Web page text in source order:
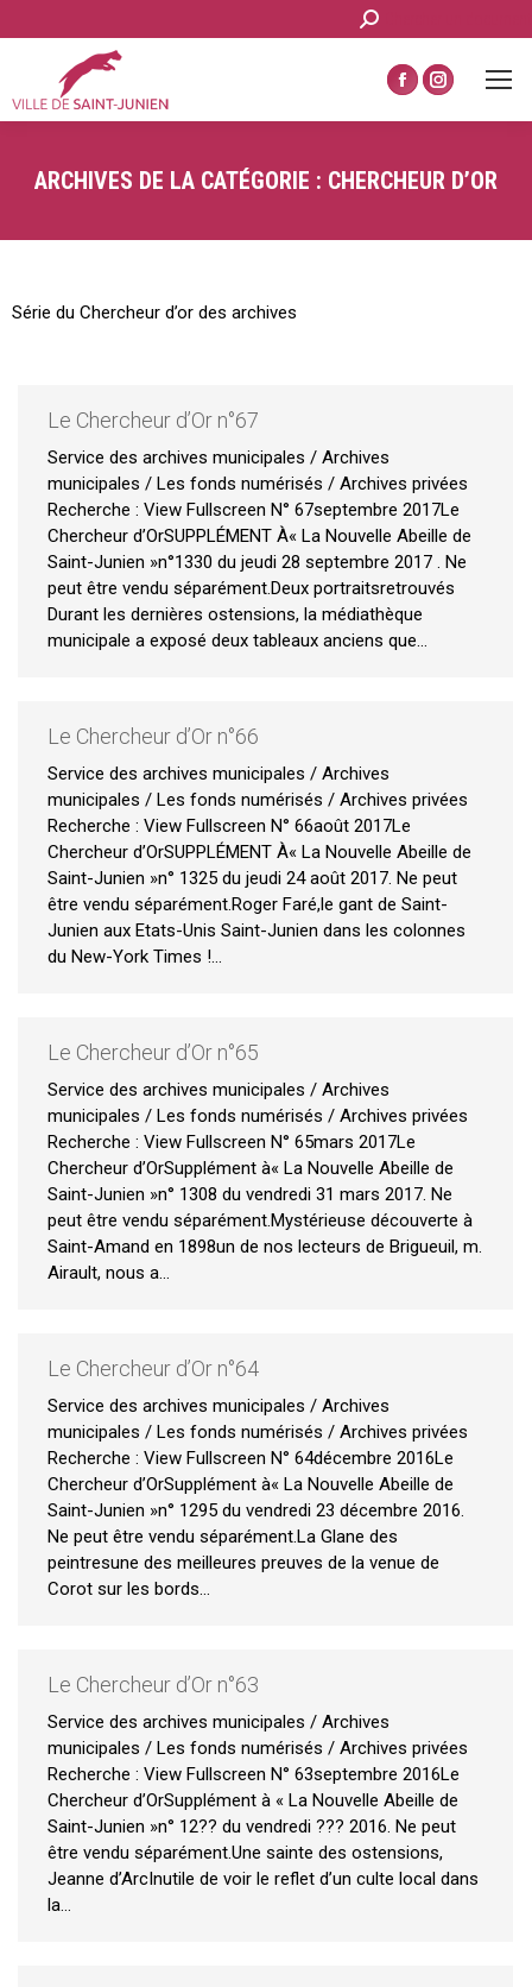
Recherche
:
La
page
s'ouvre
La
page
s'ouvre
ARCHIVES DE LA CATÉGORIE : CHERCHEUR D’OR
Série du Chercheur d’or des archives
Le Chercheur d’Or n°67
Service des archives municipales / Archives
municipales / Les fonds numérisés / Archives privées
Recherche : View Fullscreen N° 67septembre 2017Le
Chercheur d’OrSUPPLÉMENT À« La Nouvelle Abeille de
Saint-Junien »n°1330 du jeudi 28 septembre 2017 . Ne
peut être vendu séparément.Deux portraitsretrouvés
Durant les dernières ostensions, la médiathèque
municipale a exposé deux tableaux anciens que…
Le Chercheur d’Or n°66
Service des archives municipales / Archives
municipales / Les fonds numérisés / Archives privées
Recherche : View Fullscreen N° 66août 2017Le
Chercheur d’OrSUPPLÉMENT À« La Nouvelle Abeille de
Saint-Junien »n° 1325 du jeudi 24 août 2017. Ne peut
être vendu séparément.Roger Faré,le gant de Saint-
Junien aux Etats-Unis Saint-Junien dans les colonnes
du New-York Times !…
Le Chercheur d’Or n°65
Service des archives municipales / Archives
municipales / Les fonds numérisés / Archives privées
Recherche : View Fullscreen N° 65mars 2017Le
Chercheur d’OrSupplément à« La Nouvelle Abeille de
Saint-Junien »n° 1308 du vendredi 31 mars 2017. Ne
peut être vendu séparément.Mystérieuse découverte à
Saint-Amand en 1898un de nos lecteurs de Brigueuil, m.
Airault, nous a…
Le Chercheur d’Or n°64
Service des archives municipales / Archives
municipales / Les fonds numérisés / Archives privées
Recherche : View Fullscreen N° 64décembre 2016Le
Chercheur d’OrSupplément à« La Nouvelle Abeille de
Saint-Junien »n° 1295 du vendredi 23 décembre 2016.
Ne peut être vendu séparément.La Glane des
peintresune des meilleures preuves de la venue de
Corot sur les bords…
Le Chercheur d’Or n°63
Service des archives municipales / Archives
municipales / Les fonds numérisés / Archives privées
Recherche : View Fullscreen N° 63septembre 2016Le
Chercheur d’OrSupplément à « La Nouvelle Abeille de
Saint-Junien »n° 12?? du vendredi ??? 2016. Ne peut
être vendu séparément.Une sainte des ostensions,
Jeanne d’ArcInutile de voir le reflet d’un culte local dans
la…